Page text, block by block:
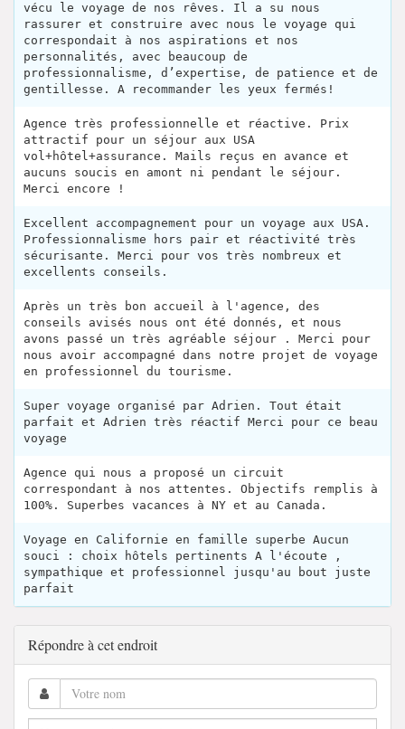
vécu le voyage de nos rêves. Il a su nous
rassurer et construire avec nous le voyage qui
correspondait à nos aspirations et nos
personnalités, avec beaucoup de
professionnalisme, d’expertise, de patience et de
gentillesse. A recommander les yeux fermés!
Agence très professionnelle et réactive. Prix
attractif pour un séjour aux USA
vol+hôtel+assurance. Mails reçus en avance et
aucuns soucis en amont ni pendant le séjour.
Merci encore !
Excellent accompagnement pour un voyage aux USA.
Professionnalisme hors pair et réactivité très
sécurisante. Merci pour vos très nombreux et
excellents conseils.
Après un très bon accueil à l'agence, des
conseils avisés nous ont été donnés, et nous
avons passé un très agréable séjour . Merci pour
nous avoir accompagné dans notre projet de voyage
en professionnel du tourisme.
Super voyage organisé par Adrien. Tout était
parfait et Adrien très réactif Merci pour ce beau
voyage
Agence qui nous a proposé un circuit
correspondant à nos attentes. Objectifs remplis à
100%. Superbes vacances à NY et au Canada.
Voyage en Californie en famille superbe Aucun
souci : choix hôtels pertinents A l'écoute ,
sympathique et professionnel jusqu'au bout juste
parfait
Répondre à cet endroit